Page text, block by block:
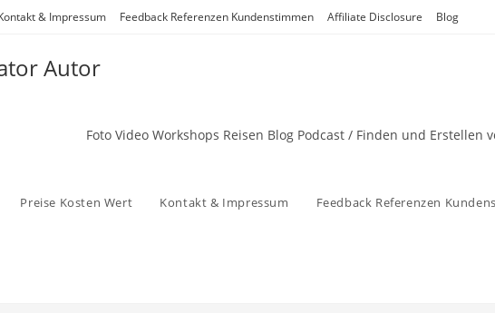
& Impressum Feedback Referenzen Kundenstimmen Affiliate Disclosure Blog
Autor
Foto Video Workshops Reisen Blog Podcast / Finden und
Preise Kosten Wert Kontakt & Impressum Feedback Referenzen